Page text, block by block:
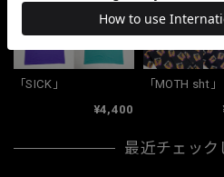
「SICK」
¥4,400
「MOTH sht」
最近チェック